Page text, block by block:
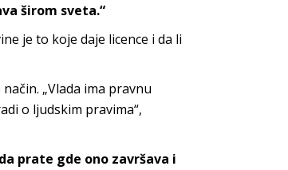
širom sveta.“
je to koje daje licence i da li
„Vlada ima pravnu
o ljudskim pravima“,
prate gde ono završava i